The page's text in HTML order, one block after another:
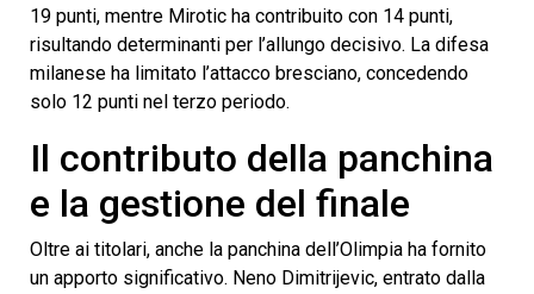
19 punti, mentre Mirotic ha contribuito con 14 punti,
risultando determinanti per l’allungo decisivo. La difesa
milanese ha limitato l’attacco bresciano, concedendo
solo 12 punti nel terzo periodo.
Il contributo della panchina
e la gestione del finale
Oltre ai titolari, anche la panchina dell’Olimpia ha fornito
un apporto significativo. Neno Dimitrijevic, entrato dalla